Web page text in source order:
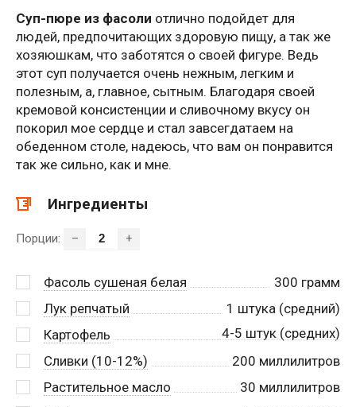
Cуп-пюре из фасоли отлично подойдет для
людей, предпочитающих здоровую пищу, а так же
хозяюшкам, что заботятся о своей фигуре. Ведь
этот суп получается очень нежным, легким и
полезным, а, главное, сытным. Благодаря своей
кремовой консистенции и сливочному вкусу он
покорил мое сердце и стал завсегдатаем на
обеденном столе, надеюсь, что вам он понравится
так же сильно, как и мне.
Ингредиенты
Порции: – +
Фасоль сушеная белая 300 грамм
Лук репчатый
1 штука (средний)
Картофель
4-5 штук (средних)
Сливки (10-12%)
200 миллилитров
Растительное масло
30 миллилитров